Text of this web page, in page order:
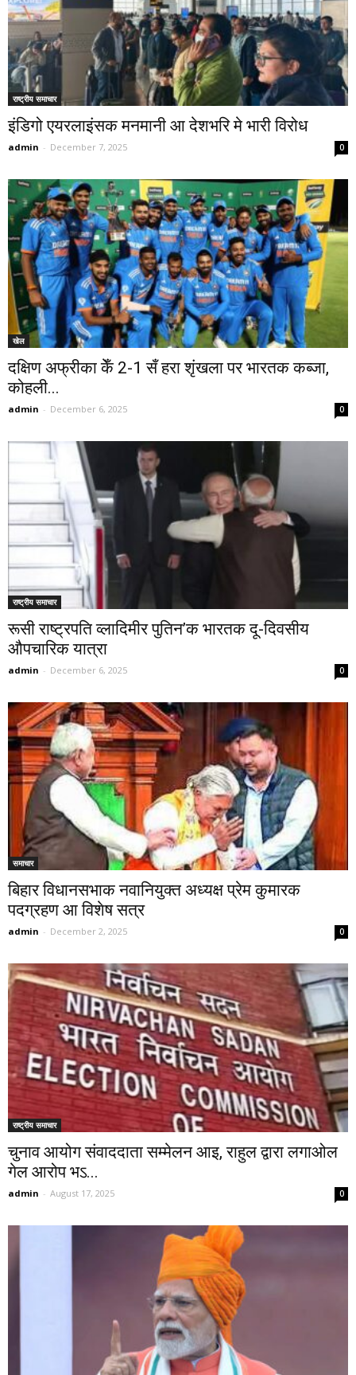
राष्ट्रीय समाचार
इंडिगो एयरलाइंसक मनमानी आ देशभरि मे भारी विरोध
admin - December 7, 2025 0
खेल
दक्षिण अफ्रीका केँ 2-1 सँ हरा शृंखला पर भारतक कब्जा,
कोहली...
admin - December 6, 2025 0
राष्ट्रीय समाचार
रूसी राष्ट्रपति व्लादिमीर पुतिन’क भारतक दू-दिवसीय
औपचारिक यात्रा
admin - December 6, 2025 0
समाचार
बिहार विधानसभाक नवानियुक्त अध्यक्ष प्रेम कुमारक
पदग्रहण आ विशेष सत्र
admin - December 2, 2025 0
राष्ट्रीय समाचार
चुनाव आयोग संवाददाता सम्मेलन आइ, राहुल द्वारा लगाओल
गेल आरोप भऽ...
admin - August 17, 2025 0